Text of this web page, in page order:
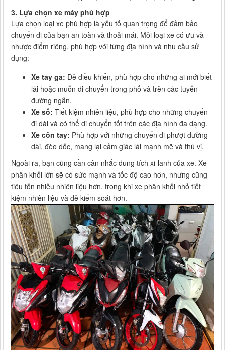
3. Lựa chọn xe máy phù hợp
Lựa chọn loại xe phù hợp là yếu tố quan trọng để đảm bảo
chuyến đi của bạn an toàn và thoải mái. Mỗi loại xe có ưu và
nhược điểm riêng, phù hợp với từng địa hình và nhu cầu sử
dụng:
Xe tay ga: Dễ điều khiển, phù hợp cho những ai mới biết
lái hoặc muốn di chuyển trong phố và trên các tuyến
đường ngắn.
Xe số: Tiết kiệm nhiên liệu, phù hợp cho những chuyến
đi dài và có thể di chuyển tốt trên các địa hình đa dạng.
Xe côn tay: Phù hợp với những chuyến đi phượt đường
dài, đèo dốc, mang lại cảm giác lái mạnh mẽ và thú vị.
Ngoài ra, bạn cũng cần cân nhắc dung tích xi-lanh của xe. Xe
phân khối lớn sẽ có sức mạnh và tốc độ cao hơn, nhưng cũng
tiêu tốn nhiều nhiên liệu hơn, trong khi xe phân khối nhỏ tiết
kiệm nhiên liệu và dễ kiểm soát hơn.